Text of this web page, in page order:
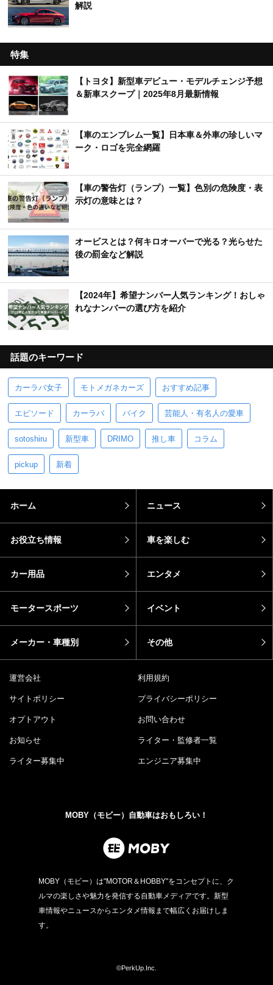
解説
特集
【トヨタ】新型車デビュー・モデルチェンジ予想
＆新車スクープ｜2025年8月最新情報
【車のエンブレム一覧】日本車＆外車の珍しいマ
ーク・ロゴを完全網羅
【車の警告灯（ランプ）一覧】色別の危険度・表
示灯の意味とは？
オービスとは？何キロオーバーで光る？光らせた
後の罰金など解説
【2024年】希望ナンバー人気ランキング！おしゃ
れなナンバーの選び方を紹介
話題のキーワード
カーラバ女子 モトメガネカーズ おすすめ記事
エピソード カーラバ バイク 芸能人・有名人の愛車
sotoshiru 新型車 DRIMO 推し車 コラム
pickup 新着
ホーム ニュース
お役立ち情報 車を楽しむ
カー用品 エンタメ
モータースポーツ イベント
メーカー・車種別 その他
運営会社 利用規約
サイトポリシー プライバシーポリシー
オプトアウト お問い合わせ
お知らせ ライター・監修者一覧
ライター募集中 エンジニア募集中
MOBY（モビー）自動車はおもしろい！
MOBY（モビー）は"MOTOR＆HOBBY"をコンセプトに、ク
ルマの楽しさや魅力を発信する自動車メディアです。新型
車情報やニュースからエンタメ情報まで幅広くお届けしま
す。
©PerkUp.Inc.